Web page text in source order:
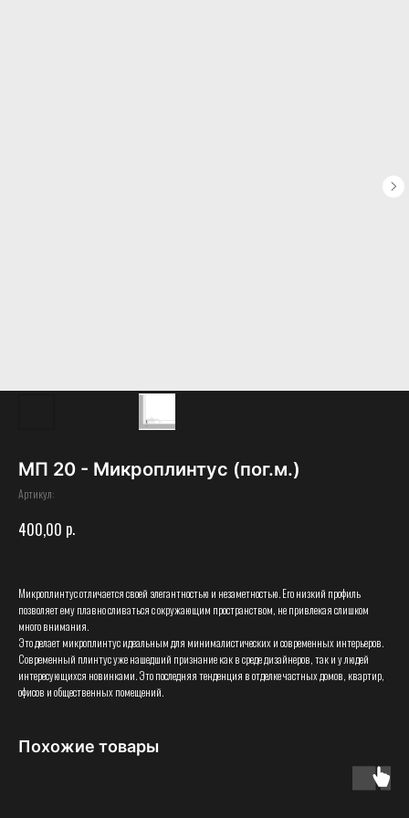
МП 20 - Микроплинтус (пог.м.)
Артикул:
400,00 р.
Микроплинтус отличается своей элегантностью и незаметностью. Его низкий профиль
позволяет ему плавно сливаться с окружающим пространством, не привлекая слишком
много внимания.
Это делает микроплинтус идеальным для минималистических и современных интерьеров.
Современный плинтус уже нашедший признание как в среде дизайнеров, так и у людей
интересующихся новинками. Это последняя тенденция в отделке частных домов, квартир,
офисов и общественных помещений.
Похожие товары